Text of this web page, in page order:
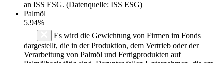
an ISS ESG. (Datenquelle: ISS ESG)
Palmöl
5.94%
Es wird die Gewichtung von Firmen im Fonds
dargestellt, die in der Produktion, dem Vertrieb oder der
Verarbeitung von Palmöl und Fertigprodukten auf